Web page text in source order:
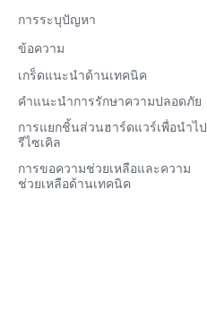
การระบุปัญหา
ข้อความ
เกร็ดแนะนำด้านเทคนิค
คำแนะนำการรักษาความปลอดภัย
การแยกชิ้นส่วนฮาร์ดแวร์เพื่อนำไป
รีไซเคิล
การขอความช่วยเหลือและความ
ช่วยเหลือด้านเทคนิค